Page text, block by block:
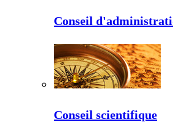
Conseil
Conseil scientifique